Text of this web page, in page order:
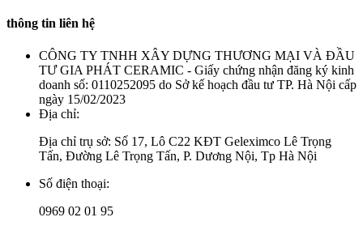
thông tin liên hệ
CÔNG TY TNHH XÂY DỰNG THƯƠNG MẠI VÀ ĐẦU
TƯ GIA PHÁT CERAMIC - Giấy chứng nhận đăng ký kinh
doanh số: 0110252095 do Sở kế hoạch đầu tư TP. Hà Nội cấp
ngày 15/02/2023
Địa chỉ:
Địa chỉ trụ sở: Số 17, Lô C22 KĐT Geleximco Lê Trọng
Tấn, Đường Lê Trọng Tấn, P. Dương Nội, Tp Hà Nội
Số điện thoại:
0969 02 01 95